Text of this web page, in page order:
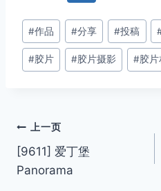
文
章
标
#作品 #分享 #投稿
#胶片 #胶片摄影 #胶
文
章
上一页
[9611] 爱丁堡
Panorama